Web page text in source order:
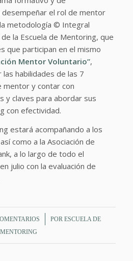
el rol de mentor
metodología © Integral
la Escuela de Mentoring, que
que participan en el mismo
Mentor Voluntario”,
habilidades de las 7
mentor y contar con
y claves para abordar sus
con efectividad.
estará acompañando a los
como a la Asociación de
a lo largo de todo el
julio con la evaluación de
/ POR ESCUELA DE
MENTORING